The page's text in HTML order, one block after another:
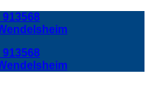
913568
913568